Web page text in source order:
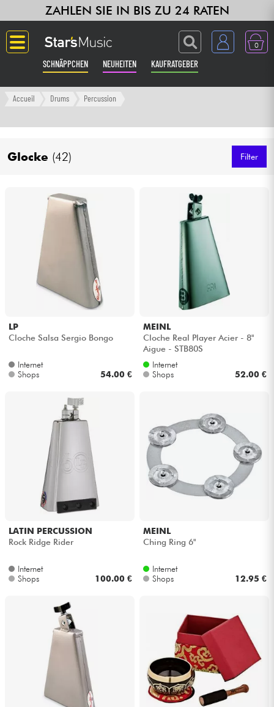
ZAHLEN SIE IN BIS ZU 24 RATEN
0
SCHNÄPPCHEN NEUHEITEN KAUFRATGEBER
Langue
Verstärker & Effekte
Synths & samplers
Kopfhörer
Licht
Drums
Blasinstrumente
Violinen & Quartett
Kinder
Kabel & Zubehöre
HiFi
Bundle
Sehen Sie sich unsere Marken an
Accueil Drums Percussion
Glocke (42) Filter
LP
Cloche Salsa Sergio Bongo
Internet
Shops
54.00 €
MEINL
Cloche Real Player Acier - 8"
Aigue - STB80S
Internet
Shops
52.00 €
LATIN PERCUSSION
Rock Ridge Rider
Internet
Shops
100.00 €
MEINL
Ching Ring 6"
Internet
Shops
12.95 €